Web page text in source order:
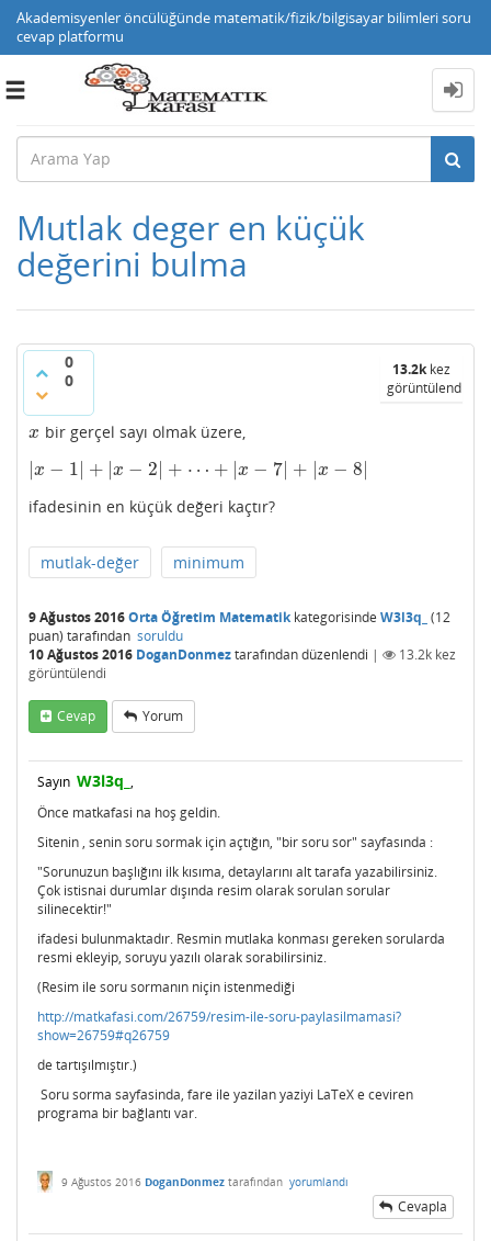
Akademisyenler öncülüğünde matematik/fizik/bilgisayar bilimleri soru
cevap platformu
Toggle
Mutlak deger en küçük
değerini bulma
0
0
13.2kkez
görüntülendi
x
x bir gerçel sayı olmak üzere,
x − 1 + |x − 2 + ⋯ + |x − 7 + x − 8
|x −1|+| x− 2| +⋯+|x −7 |+ |x 8|
ifadesinin en küçük değeri kaçtır?
mutlak-değer minimum
9 Ağustos 2016Orta Öğretim Matematikkategorisinde W3l3q_ (12
puan) tarafından soruldu
10 Ağustos 2016 DoganDonmeztarafındandüzenlendi | 13.2k kez
görüntülendi
Cevap Yorum
Sayın W3l3q_ ,
Önce matkafasi na hoş geldin.
Sitenin , senin soru sormak için açtığın, "bir soru sor" sayfasında :
"Sorunuzun başlığını ilk kısıma, detaylarını alt tarafa yazabilirsiniz.
Çok istisnai durumlar dışında resim olarak sorulan sorular
silinecektir!"
ifadesi bulunmaktadır. Resmin mutlaka konması gereken sorularda
resmi ekleyip, soruyu yazılı olarak sorabilirsiniz.
(Resim ile soru sormanın niçin istenmediği
http://matkafasi.com/26759/resim-ile-soru-paylasilmamasi?
show=26759#q26759
de tartışılmıştır.)
Soru sorma sayfasinda, fare ile yazilan yaziyi LaTeX e ceviren
programa bir bağlantı var.
9 Ağustos 2016 DoganDonmez tarafından yorumlandı
Cevapla